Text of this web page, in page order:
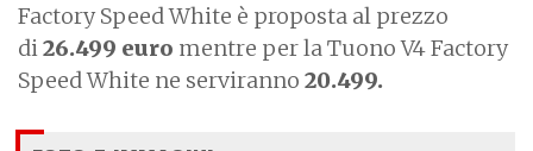
Factory Speed White è proposta al prezzo
di26.499 euro mentre per la Tuono V4 Factory
Speed White ne serviranno 20.499.